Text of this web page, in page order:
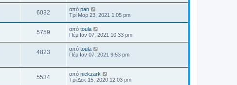
6032 από pan
Τρί Μαρ 23, 2021 1:05 pm
5759 από toula
Πέμ Ιαν 07, 2021 10:33 pm
4823 από toula
Πέμ Ιαν 07, 2021 9:53 pm
5534 από nickzark
Τρί Δεκ 15, 2020 12:03 pm